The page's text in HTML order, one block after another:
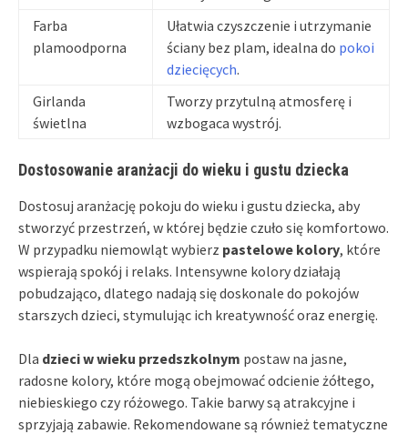
Farba
plamoodporna
Ułatwia czyszczenie i utrzymanie
ściany bez plam, idealna do pokoi
dziecięcych.
Girlanda
świetlna
Tworzy przytulną atmosferę i
wzbogaca wystrój.
Dostosowanie aranżacji do wieku i gustu dziecka
Dostosuj aranżację pokoju do wieku i gustu dziecka, aby
stworzyć przestrzeń, w której będzie czuło się komfortowo.
W przypadku niemowląt wybierz pastelowe kolory, które
wspierają spokój i relaks. Intensywne kolory działają
pobudzająco, dlatego nadają się doskonale do pokojów
starszych dzieci, stymulując ich kreatywność oraz energię.
Dla dzieci w wieku przedszkolnym postaw na jasne,
radosne kolory, które mogą obejmować odcienie żółtego,
niebieskiego czy różowego. Takie barwy są atrakcyjne i
sprzyjają zabawie. Rekomendowane są również tematyczne